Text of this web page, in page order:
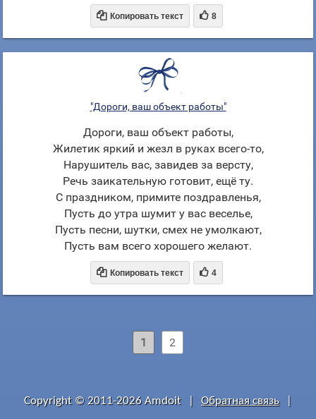
 Копировать текст  8
"Дороги, ваш объект работы"
Дороги, ваш объект работы,
Жилетик яркий и жезл в руках всего-то,
Нарушитель вас, завидев за версту,
Речь заикательную готовит, ещё ту.
С праздником, примите поздравленья,
Пусть до утра шумит у вас веселье,
Пусть песни, шутки, смех не умолкают,
Пусть вам всего хорошего желают.
 Копировать текст  4
1 2
Copyright © 2011-2026 Amdoit Обратная связь